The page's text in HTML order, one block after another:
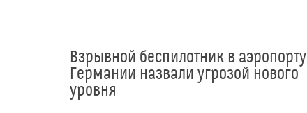
Взрывной беспилотник в аэропорту
Германии назвали угрозой нового
уровня